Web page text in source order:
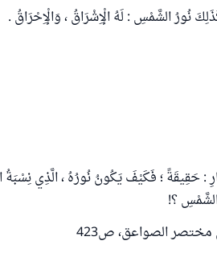
نُورُ الشَّمْسِ : لَهُ الْإِشْرَاقُ ، وَالْإِحْرَاقُ .
: حَقِيقَةً ؛ فَكَيْفَ يَكُونُ نُورُهُ ، الَّذِي نِسْبَةُ
؟!
الصواعق، ص423